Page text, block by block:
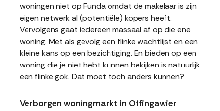
woningen niet op Funda omdat de makelaar is zijn
eigen netwerk al (potentiële) kopers heeft.
Vervolgens gaat iedereen massaal af op die ene
woning. Met als gevolg een flinke wachtlijst en een
kleine kans op een bezichtiging. En bieden op een
woning die je niet hebt kunnen bekijken is natuurlijk
een flinke gok. Dat moet toch anders kunnen?
Verborgen woningmarkt in Offingawier